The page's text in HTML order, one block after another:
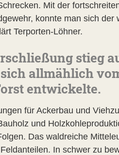
Mit der
konnte man sich
Terporten-Löhner.
stieg
sich allmählich
entwickelte.
für Ackerbau und
und
Das waldreiche
In schwer zu